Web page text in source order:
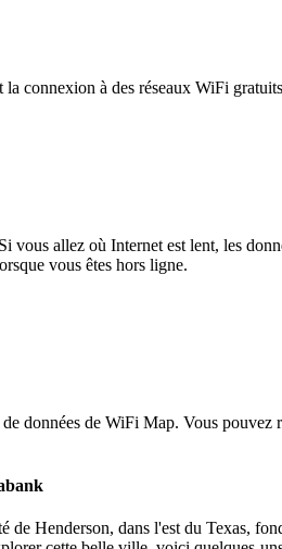
connexion à des réseaux WiFi
vous allez où Internet est lent, les
vous êtes hors ligne.
données de WiFi Map. Vous
de Henderson, dans l'est du Texas,